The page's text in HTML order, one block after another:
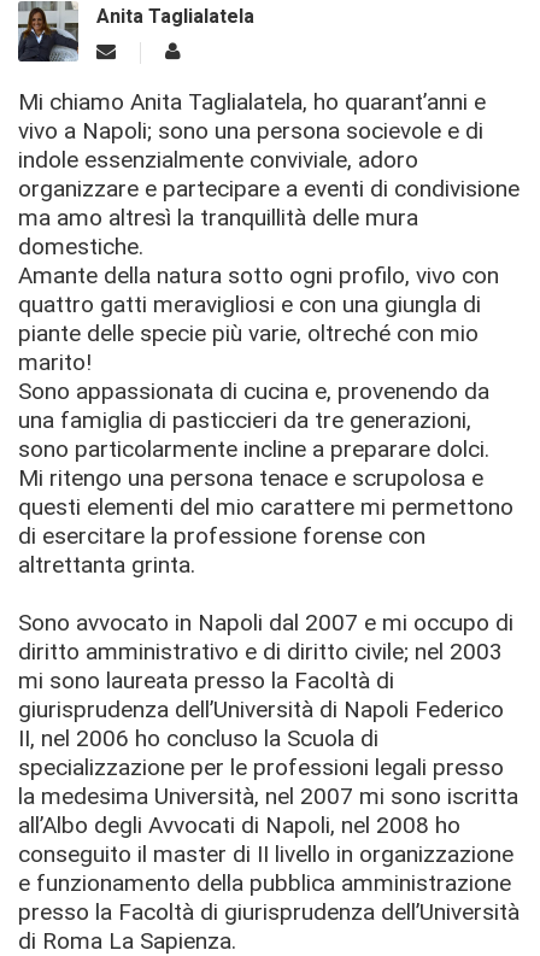
Anita Taglialatela
Mi chiamo Anita Taglialatela, ho quarant’anni e
vivo a Napoli; sono una persona socievole e di
indole essenzialmente conviviale, adoro
organizzare e partecipare a eventi di condivisione
ma amo altresì la tranquillità delle mura
domestiche.
Amante della natura sotto ogni profilo, vivo con
quattro gatti meravigliosi e con una giungla di
piante delle specie più varie, oltreché con mio
marito!
Sono appassionata di cucina e, provenendo da
una famiglia di pasticcieri da tre generazioni,
sono particolarmente incline a preparare dolci.
Mi ritengo una persona tenace e scrupolosa e
questi elementi del mio carattere mi permettono
di esercitare la professione forense con
altrettanta grinta.
Sono avvocato in Napoli dal 2007 e mi occupo di
diritto amministrativo e di diritto civile; nel 2003
mi sono laureata presso la Facoltà di
giurisprudenza dell’Università di Napoli Federico
II, nel 2006 ho concluso la Scuola di
specializzazione per le professioni legali presso
la medesima Università, nel 2007 mi sono iscritta
all’Albo degli Avvocati di Napoli, nel 2008 ho
conseguito il master di II livello in organizzazione
e funzionamento della pubblica amministrazione
presso la Facoltà di giurisprudenza dell’Università
di Roma La Sapienza.